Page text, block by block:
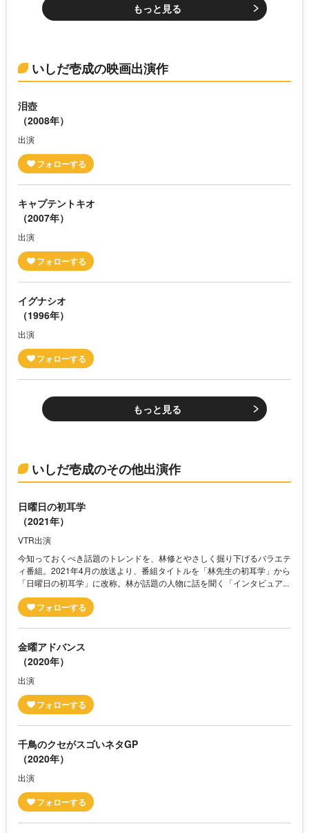
もっと見る
いしだ壱成の映画出演作
泪壺
（2008年）
出演
キャプテントキオ
（2007年）
出演
イグナシオ
（1996年）
出演
もっと見る
いしだ壱成のその他出演作
日曜日の初耳学
（2021年）
VTR出演
今知っておくべき話題のトレンドを、林修とやさしく掘り下げるバラエテ
ィ番組。2021年4月の放送より、番組タイトルを「林先生の初耳学」から
「日曜日の初耳学」に改称。林が話題の人物に話を聞く「インタビュア...
金曜アドバンス
（2020年）
出演
千鳥のクセがスゴいネタGP
（2020年）
出演